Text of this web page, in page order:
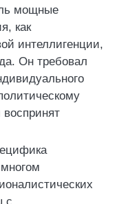
мощные
как
интеллигенции,
Он требовал